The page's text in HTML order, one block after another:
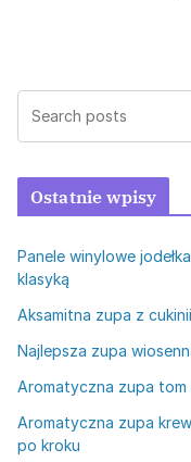
Ostatnie wpisy
Panele winylowe
klasyką
Aksamitna zupa z
Najlepsza zupa
Aromatyczna zupa tom
Aromatyczna zupa
po kroku